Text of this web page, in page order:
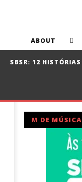
ABOUT
SBSR: 12 HISTÓRIAS
M DE MÚSICA